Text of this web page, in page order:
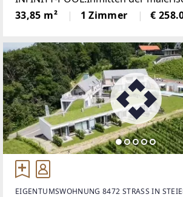
Weinlandschaft der Südsteiermark
dieses außergewöhnliche 1-
33,85 m² 1 Zimmer €
EIGENTUMSWOHNUNG 8472 STRASS IN